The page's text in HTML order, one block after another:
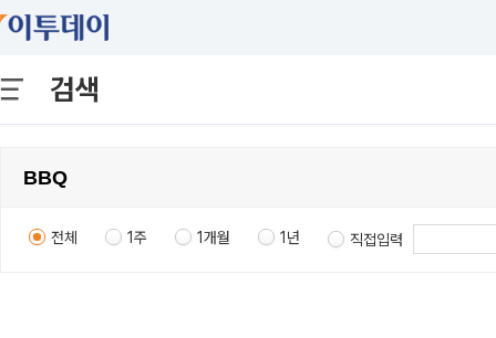
검색
전체 1주 1개월 1년 직접입력